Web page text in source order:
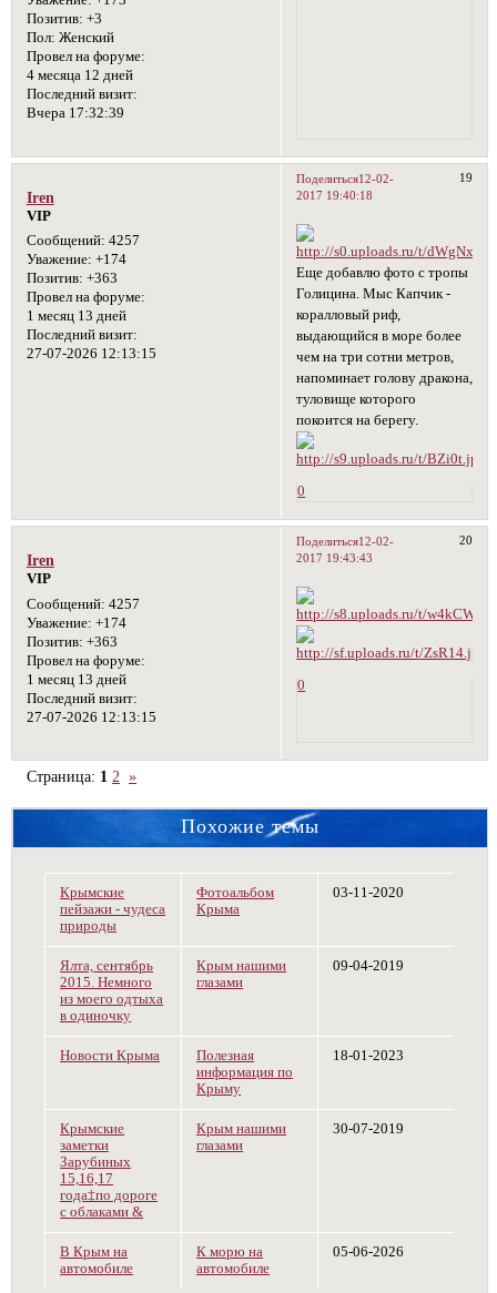
Позитив: +3
Пол: Женский
Провел на форуме:
4 месяца 12 дней
Последний визит:
Вчера 17:32:39
Поделиться 19
12-02-
2017 19:40:18
Iren
VIP
Сообщений: 4257
Уважение: +174
Позитив: +363
Провел на форуме:
1 месяц 13 дней
Последний визит:
27-07-2026 12:13:15
Еще добавлю фото с тропы
Голицина. Мыс Капчик -
коралловый риф,
выдающийся в море более
чем на три сотни метров,
напоминает голову дракона,
туловище которого
покоится на берегу.
0
Поделиться 20
12-02-
2017 19:43:43
Iren
VIP
Сообщений: 4257
Уважение: +174
Позитив: +363
Провел на форуме:
1 месяц 13 дней
Последний визит:
27-07-2026 12:13:15
0
Страница: 1 2 »
Похожие темы
Крымские
пейзажи - чудеса
природы
Фотоальбом
Крыма
03-11-2020
Ялта, сентябрь
2015. Немного
из моего одтыха
в одиночку
Крым нашими
глазами
09-04-2019
Новости Крыма
Полезная
информация по
Крыму
18-01-2023
Крымские
заметки
Зарубиных
15,16,17
года‡по дороге
с облаками &
Крым нашими
глазами
30-07-2019
В Крым на
автомобиле
К морю на
автомобиле
05-06-2026